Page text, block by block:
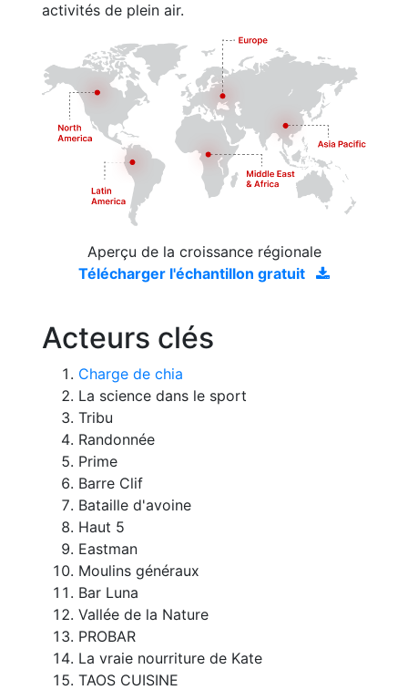
activités de plein air.
Aperçu de la croissance régionale
Télécharger l'échantillon gratuit
Acteurs clés
Charge de chia
La science dans le sport
Tribu
Randonnée
Prime
Barre Clif
Bataille d'avoine
Haut 5
Eastman
Moulins généraux
Bar Luna
Vallée de la Nature
PROBAR
La vraie nourriture de Kate
TAOS CUISINE